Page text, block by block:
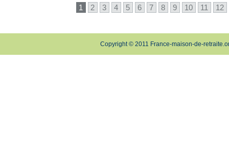
1 2 3 4 5 6 7 8 9 10 11 12
Copyright © 2011 France-maison-de-